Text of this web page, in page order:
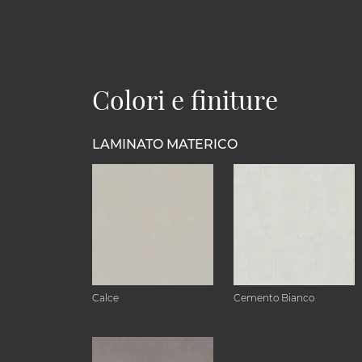
Colori e finiture
LAMINATO MATERICO
Calce Cemento Bianco